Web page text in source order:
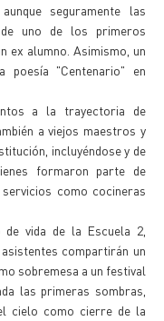
seguramente las
uno de los primeros
ex alumno. Asimismo, un
poesía "Centenario" en
a la trayectoria de
a viejos maestros y
incluyéndose y de
formaron parte de
como cocineras
vida de la Escuela 2,
compartirán un
sobremesa a un festival
las primeras sombras,
cielo como cierre de la